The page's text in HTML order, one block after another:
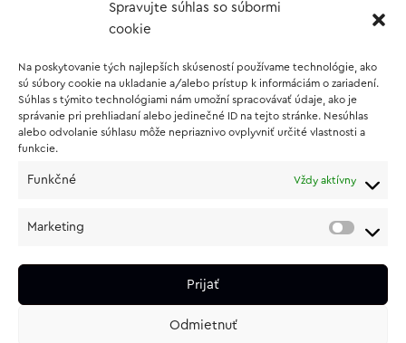
Spravujte súhlas so súbormi
cookie
Na poskytovanie tých najlepších skúseností používame technológie, ako
sú súbory cookie na ukladanie a/alebo prístup k informáciám o zariadení.
Súhlas s týmito technológiami nám umožní spracovávať údaje, ako je
správanie pri prehliadaní alebo jedinečné ID na tejto stránke. Nesúhlas
alebo odvolanie súhlasu môže nepriaznivo ovplyvniť určité vlastnosti a
funkcie.
Funkčné Vždy aktívny
Marketing
Prijať
Odmietnuť
Vernostný program
O NÁKUPE
Vrátenie a reklamácia tovaru